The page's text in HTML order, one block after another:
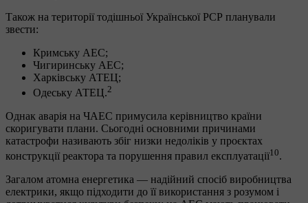
Також на території тодішньої Української РСР планували
звести:
Кримську АЕС;
Чигиринську АЕС;
Харківську АТЕЦ;
Одеську АТЕЦ.2
Однак аварія на ЧАЕС примусила керівництво країни
скоригувати плани. Сьогодні основними причинами
катастрофи називають збіг низки недоліків у проєктах
конструкції реактора та порушення правил експлуатації10.
Загалом атомна енергетика — надійний спосіб виробництва
електрики, якщо підходити до її використання з розумом і